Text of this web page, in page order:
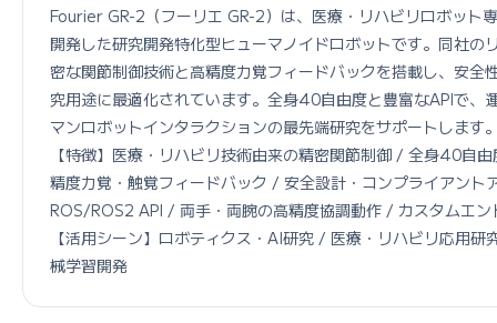
Fourier GR-2（フーリエ GR-2）は、医療・リハビリロボッ
開発した研究開発特化型ヒューマノイドロボットです。同社の
密な関節制御技術と高精度力覚フィードバックを搭載し、安全
究用途に最適化されています。全身40自由度と豊富なAPIで、
マンロボットインタラクションの最先端研究をサポートします
【特徴】医療・リハビリ技術由来の精密関節制御 / 全身40自
精度力覚・触覚フィードバック / 安全設計・コンプライアント
ROS/ROS2 API / 両手・両腕の高精度協調動作 / カスタムエン
【活用シーン】ロボティクス・AI研究 / 医療・リハビリ応用
械学習開発